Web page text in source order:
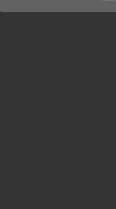
Die­ses Jahr
tung und
ge­wählt. Mit
will sie
teln und
mit
wer­den: „Ihr
set­zen wir